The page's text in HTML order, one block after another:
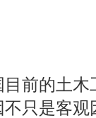
的土木
只是客